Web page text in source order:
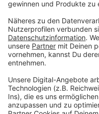
reiner Radio-Receiver
wird zwischen TV-
dort liegt kein Signal
Radio hören wollt,
Gerät, mit dem ihr
Digitalreceiver.
Anzeige